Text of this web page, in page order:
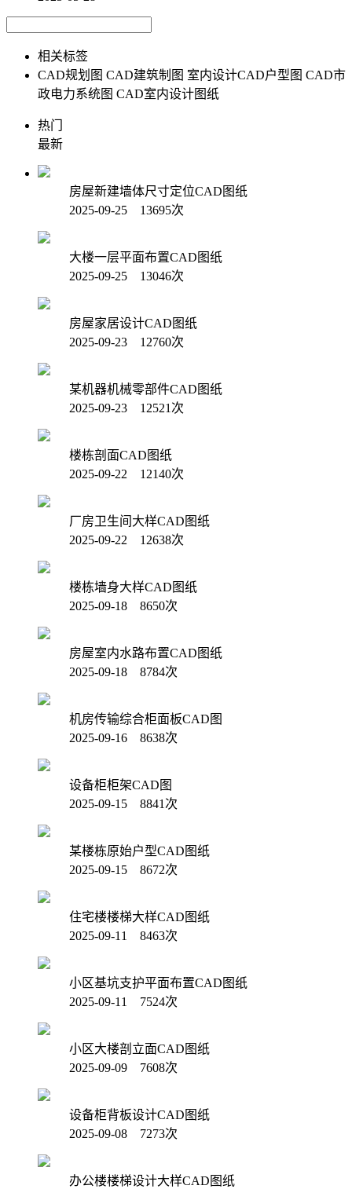
相关标签
CAD规划图 CAD建筑制图 室内设计CAD户型图 CAD市
政电力系统图 CAD室内设计图纸
热门
最新
房屋新建墙体尺寸定位CAD图纸
2025-09-25 13695次
大楼一层平面布置CAD图纸
2025-09-25 13046次
房屋家居设计CAD图纸
2025-09-23 12760次
某机器机械零部件CAD图纸
2025-09-23 12521次
楼栋剖面CAD图纸
2025-09-22 12140次
厂房卫生间大样CAD图纸
2025-09-22 12638次
楼栋墙身大样CAD图纸
2025-09-18 8650次
房屋室内水路布置CAD图纸
2025-09-18 8784次
机房传输综合柜面板CAD图
2025-09-16 8638次
设备柜柜架CAD图
2025-09-15 8841次
某楼栋原始户型CAD图纸
2025-09-15 8672次
住宅楼楼梯大样CAD图纸
2025-09-11 8463次
小区基坑支护平面布置CAD图纸
2025-09-11 7524次
小区大楼剖立面CAD图纸
2025-09-09 7608次
设备柜背板设计CAD图纸
2025-09-08 7273次
办公楼楼梯设计大样CAD图纸